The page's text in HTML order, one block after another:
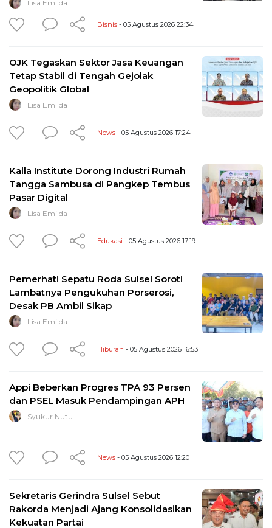
Lisa Emilda
Bisnis - 05 Agustus 2026 22:34
OJK Tegaskan Sektor Jasa Keuangan
Tetap Stabil di Tengah Gejolak
Geopolitik Global
Lisa Emilda
News - 05 Agustus 2026 17:24
Kalla Institute Dorong Industri Rumah
Tangga Sambusa di Pangkep Tembus
Pasar Digital
Lisa Emilda
Edukasi - 05 Agustus 2026 17:19
Pemerhati Sepatu Roda Sulsel Soroti
Lambatnya Pengukuhan Porserosi,
Desak PB Ambil Sikap
Lisa Emilda
Hiburan - 05 Agustus 2026 16:53
Appi Beberkan Progres TPA 93 Persen
dan PSEL Masuk Pendampingan APH
Syukur Nutu
News - 05 Agustus 2026 12:20
Sekretaris Gerindra Sulsel Sebut
Rakorda Menjadi Ajang Konsolidasikan
Kekuatan Partai